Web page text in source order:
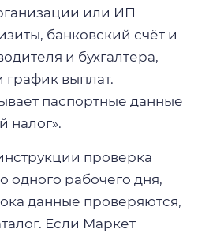
или ИП
банковский счёт и
и бухгалтера,
график выплат.
паспортные данные
налог».
проверка
одного рабочего дня,
данные проверяются,
Если Маркет